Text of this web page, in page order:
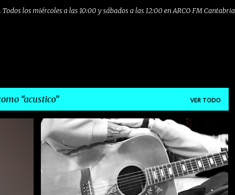
los miércoles a las 10:00 y sábados a las 12:00 en ARCO FM Cantabria
acustico VER TODO
ACUSTICO GIRA INDIE L.A. POP ROCK